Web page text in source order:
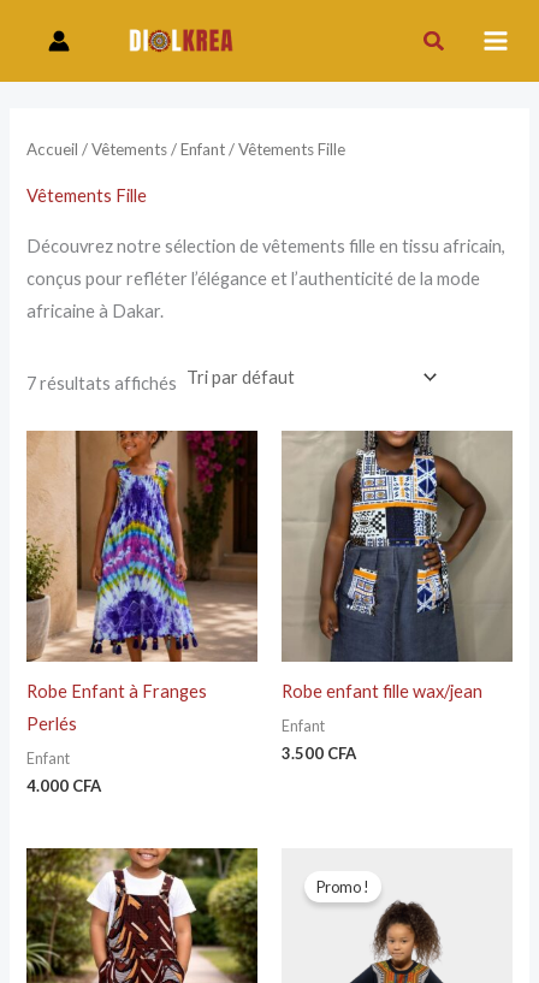
contenu
Rechercher
Accueil /Vêtements/Enfant/ Vêtements Fille
Vêtements Fille
Découvrez notre sélection de vêtements fille en tissu africain,
conçus pour refléter l’élégance et l’authenticité de la mode
africaine à Dakar.
7 résultats affichés
Robe Enfant à Franges
Perlés
Enfant
4.000 CFA
Robe enfant fille wax/jean
Enfant
3.500 CFA
Promo !
prix
initial
était :
5.000 CFA.
est :
4.000 CFA.